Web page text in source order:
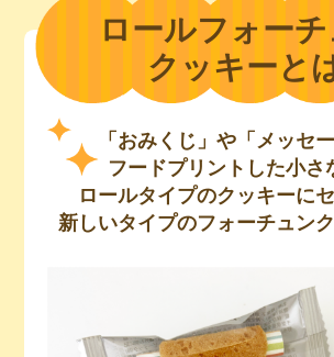
ロールフォー
クッキーと
「おみくじ」や「メッセ
フードプリントした小さ
ロールタイプのクッキーに
新しいタイプのフォーチュン